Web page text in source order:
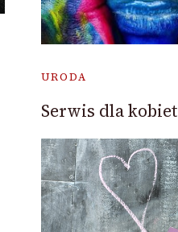
URODA
Serwis dla kobiet